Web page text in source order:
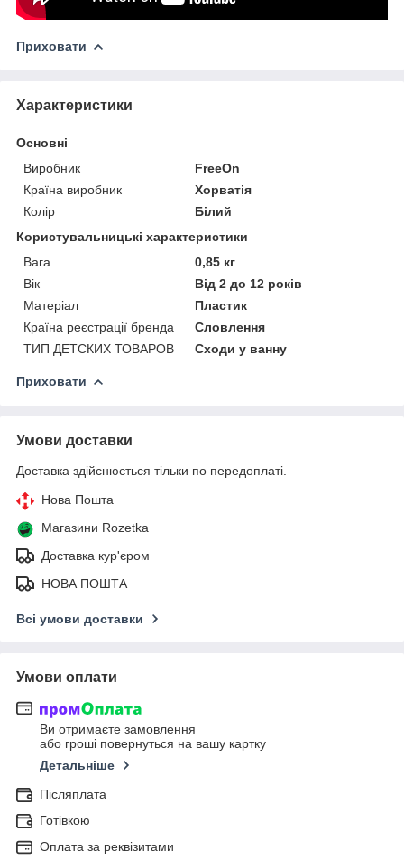
Приховати
Характеристики
Основні
Виробник
FreeOn
Країна виробник
Хорватія
Колір
Білий
Користувальницькі характеристики
Вага
0,85 кг
Вік
Від 2 до 12 років
Матеріал
Пластик
Країна реєстрації бренда
Словлення
ТИП ДЕТСКИХ ТОВАРОВ
Сходи у ванну
Приховати
Умови доставки
Доставка здійснюється тільки по передоплаті.
Нова Пошта
Магазини Rozetka
Доставка кур'єром
НОВА ПОШТА
Всі умови доставки
Умови оплати
Ви отримаєте замовлення
або гроші повернуться на вашу картку
Детальніше
Післяплата
Готівкою
Оплата за реквізитами